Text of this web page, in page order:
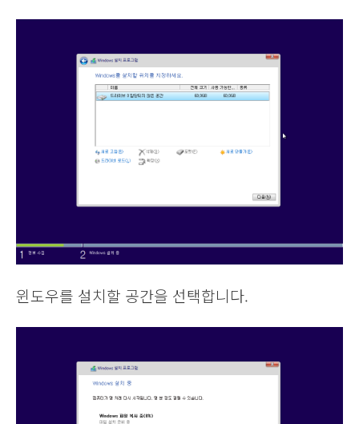
윈도우를 설치할 공간을 선택합니다.